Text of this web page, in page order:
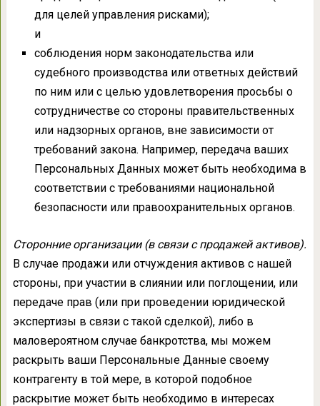
для целей управления рисками);
и
соблюдения норм законодательства или
судебного производства или ответных действий
по ним или с целью удовлетворения просьбы о
сотрудничестве со стороны правительственных
или надзорных органов, вне зависимости от
требований закона. Например, передача ваших
Персональных Данных может быть необходима в
соответствии с требованиями национальной
безопасности или правоохранительных органов.
Сторонние организации (в связи с продажей активов).
В случае продажи или отчуждения активов с нашей
стороны, при участии в слиянии или поглощении, или
передаче прав (или при проведении юридической
экспертизы в связи с такой сделкой), либо в
маловероятном случае банкротства, мы можем
раскрыть ваши Персональные Данные своему
контрагенту в той мере, в которой подобное
раскрытие может быть необходимо в интересах